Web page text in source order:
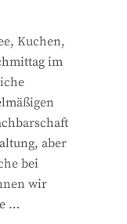
Kuchen,
im
aber
bei
wir
…